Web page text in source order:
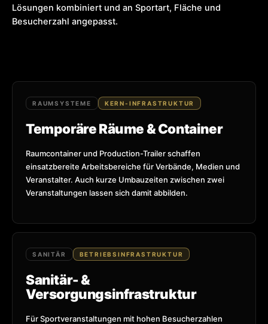
Lösungen kombiniert und an Sportart, Fläche und
Besucherzahl angepasst.
RAUMSYSTEME KERN-INFRASTRUKTUR
Temporäre Räume & Container
Raumcontainer und Production-Trailer schaffen
einsatzbereite Arbeitsbereiche für Verbände, Medien und
Veranstalter. Auch kurze Umbauzeiten zwischen zwei
Veranstaltungen lassen sich damit abbilden.
SANITÄR BETRIEBSINFRASTRUKTUR
Sanitär- &
Versorgungsinfrastruktur
Für Sportveranstaltungen mit hohen Besucherzahlen